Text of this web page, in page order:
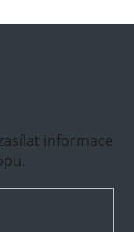
informace